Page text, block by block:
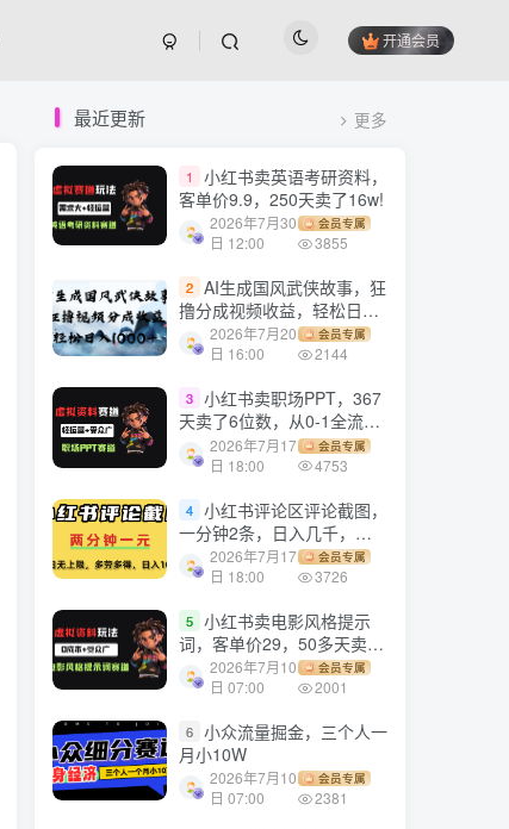
开通会员
最近更新 更多
1
小红书卖英语考研资料，
客单价9.9，250天卖了16w!
2026年7月30
日 12:00
会员专属
3855
2 AI生成国风武侠故事，狂
撸分成视频收益，轻松日入
1000+【可多平台分发】！
2026年7月20
日 16:00
会员专属
2144
3 小红书卖职场PPT，367
天卖了6位数，从0-1全流程
讲解2026年7月17
日 18:00
会员专属
4753
4 小红书评论区评论截图，
一分钟2条，日入几千，多
劳多得!2026年7月17
日 18:00
会员专属
3726
5 小红书卖电影风格提示
词，客单价29，50多天卖了
790单，小白直接抄作业！
2026年7月10
日 07:00
会员专属
2001
6 小众流量掘金，三个人一
月小10W
2026年7月10
日 07:00
会员专属
2381